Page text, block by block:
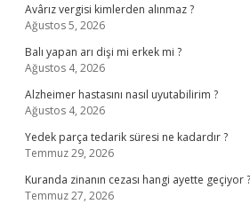
Avârız vergisi kimlerden alınmaz ?
Ağustos 5, 2026
Balı yapan arı dişi mi erkek mi ?
Ağustos 4, 2026
Alzheimer hastasını nasıl uyutabilirim ?
Ağustos 4, 2026
Yedek parça tedarik süresi ne kadardır ?
Temmuz 29, 2026
Kuranda zinanın cezası hangi ayette geçiyor ?
Temmuz 27, 2026